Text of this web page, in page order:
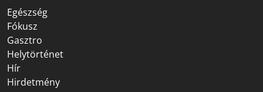
Egészség
Fókusz
Gasztro
Helytörténet
Hír
Hirdetmény